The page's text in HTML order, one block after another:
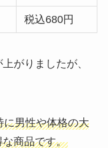
税込680円
がりましたが、
に男性や体格の大
商品です。